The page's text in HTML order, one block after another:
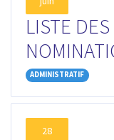
LISTE
ADMINISTRATIF
28